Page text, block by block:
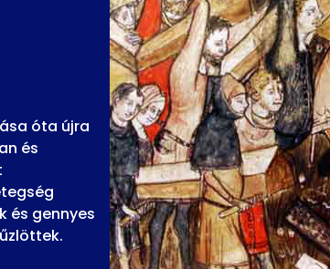
óta újra
és
és gennyes